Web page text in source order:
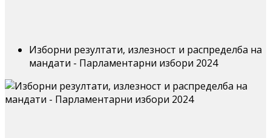
Изборни резултати, излезност и распределба на
мандати - Парламентарни избори 2024